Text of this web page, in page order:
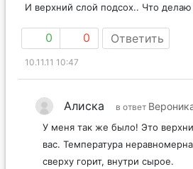
И верхний слой подсох.. Что делаю
0 0 Ответить
10.11.11 10:47
Алиска в ответ
У меня так же было! Это
вас. Температура
сверху горит, внутри сырое.